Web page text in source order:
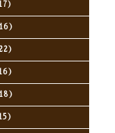
）
）
）
）
）
）